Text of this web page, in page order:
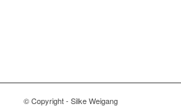
© Copyright - Silke Weigang